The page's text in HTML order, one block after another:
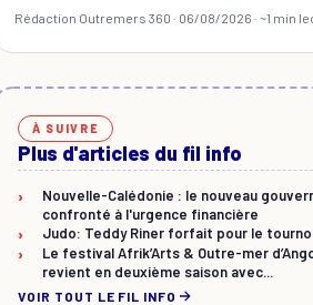
Rédaction Outremers 360 · 06/08/2026 · ~1 min
À SUIVRE
Plus d'articles du fil info
›
Nouvelle-Calédonie : le nouveau
confronté à l'urgence financière
› Judo: Teddy Riner forfait pour le
›
Le festival Afrik’Arts & Outre-mer
revient en deuxième saison avec...
VOIR TOUT LE FIL INFO